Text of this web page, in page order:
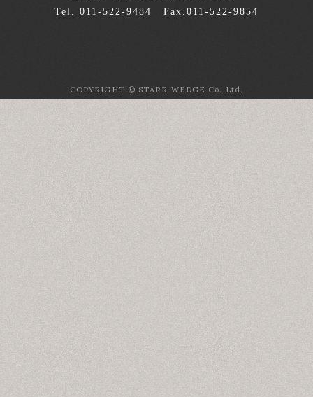
Tel. 011-522-9484 Fax.011-522-9854
COPYRIGHT © STARR WEDGE Co.,Ltd.